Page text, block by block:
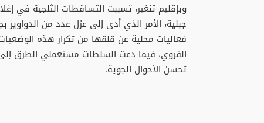
وبإقليم تنغير، تسببت التساقطات الثلجية في
جبلية، الأمر الذي أدى إلى عزل عدد من
فعاليات محلية عن قلقها من تكرار هذه
القروي، فيما دعت السلطات مستعملي الطرق
تحسن الأحوال الجوية.